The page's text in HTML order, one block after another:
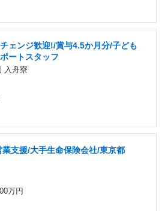
ェンジ歓迎!/賞与4.5か月分/子ども
ートスタッフ
入舟寮
支援/大手生命保険会社/東京都
万円